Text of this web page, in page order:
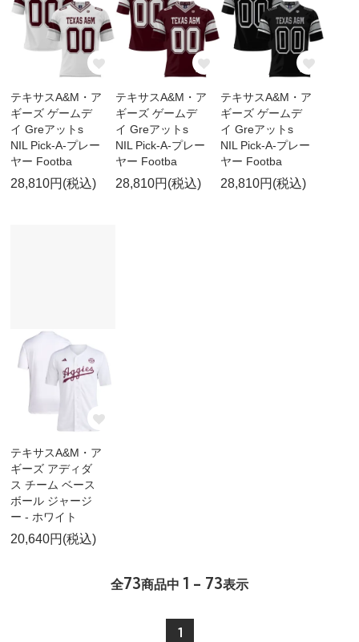
テキサスA&M・ア
ギーズ ゲームデ
イ Greアットs
NIL Pick-A-プレー
ヤー Footba
28,810円(税込)
テキサスA&M・ア
ギーズ ゲームデ
イ Greアットs
NIL Pick-A-プレー
ヤー Footba
28,810円(税込)
テキサスA&M・ア
ギーズ ゲームデ
イ Greアットs
NIL Pick-A-プレー
ヤー Footba
28,810円(税込)
テキサスA&M・ア
ギーズ アディダ
ス チーム ベース
ボール ジャージ
ー - ホワイト
20,640円(税込)
全73商品中 1 - 73表示
1